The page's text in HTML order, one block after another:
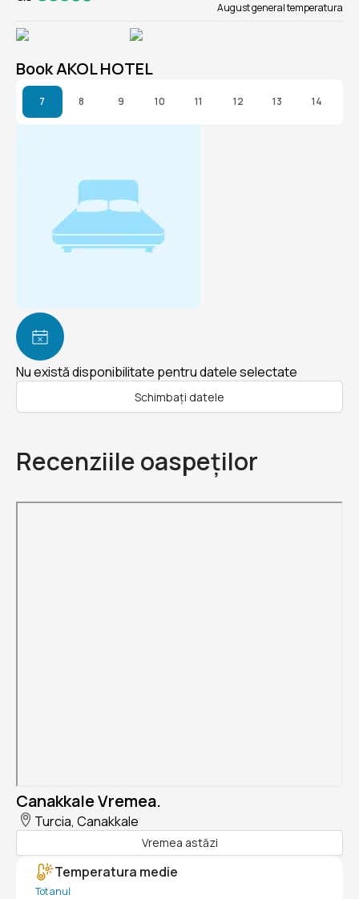
August general temperatura
Book AKOL HOTEL
7 8 9 10 11 12 13 14
Nu există disponibilitate pentru datele selectate
Schimbați datele
Recenziile oaspeților
Canakkale Vremea.
Turcia, Canakkale
Vremea astăzi
Temperatura medie
Tot anul